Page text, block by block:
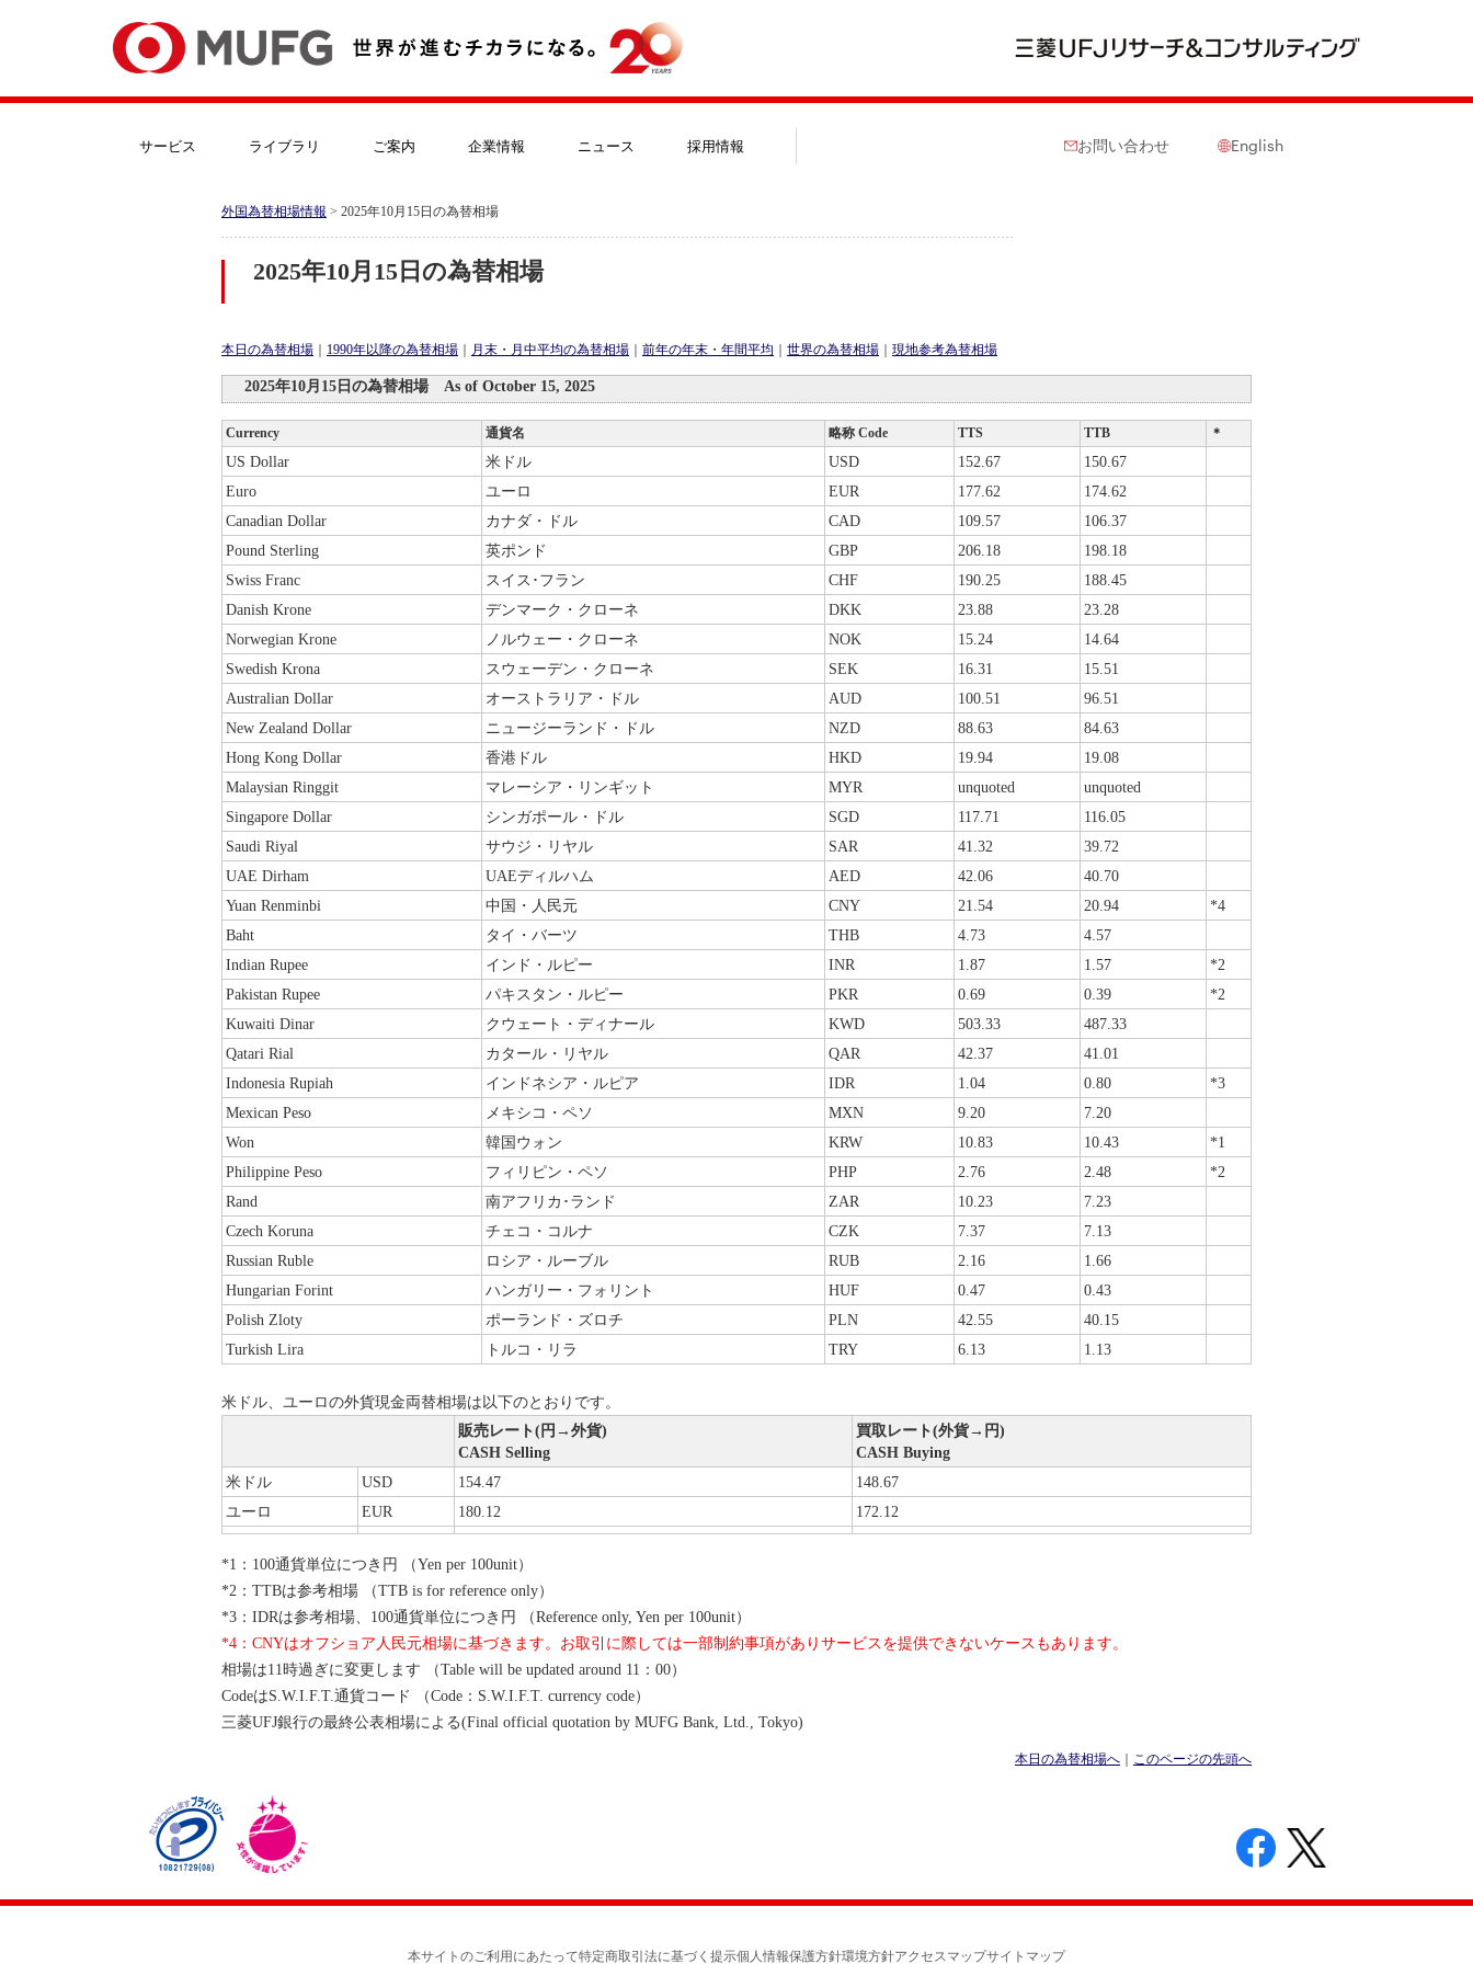
サービス ライブラリ ご案内 企業情報 ニュース 採用情報 お問い合わせ English
外国為替相場情報 > 2025年10月15日の為替相場
2025年10月15日の為替相場
本日の為替相場 1990年以降の為替相場 月末・月中平均の為替相場 前年の年末・年間平均 世界の為替相場 現地参考為替相場
2025年10月15日の為替相場 As of October 15, 2025
Currency 通貨名 略称 Code TTS TTB ＊
US Dollar 米ドル USD 152.67
150.67
Euro
ユーロ EUR 177.62
174.62
Canadian Dollar
カナダ・ドル CAD 109.57
106.37
Pound Sterling
英ポンド GBP 206.18
198.18
Swiss Franc
スイス･フラン CHF 190.25
188.45
Danish Krone
デンマーク・クローネ DKK 23.88
23.28
Norwegian Krone
ノルウェー・クローネ NOK 15.24
14.64
Swedish Krona
スウェーデン・クローネ SEK 16.31
15.51
Australian Dollar
オーストラリア・ドル AUD 100.51
96.51
New Zealand Dollar
ニュージーランド・ドル NZD 88.63
84.63
Hong Kong Dollar
香港ドル HKD 19.94
19.08
Malaysian Ringgit
マレーシア・リンギット MYR unquoted
unquoted
Singapore Dollar
シンガポール・ドル SGD 117.71
116.05
Saudi Riyal
サウジ・リヤル SAR 41.32
39.72
UAE Dirham
UAEディルハム AED 42.06
40.70
Yuan Renminbi
中国・人民元 CNY 21.54 20.94
*4
Baht
タイ・バーツ THB 4.73
4.57
Indian Rupee
インド・ルピー INR 1.87 1.57
*2
Pakistan Rupee
パキスタン・ルピー PKR 0.69 0.39
*2
Kuwaiti Dinar
クウェート・ディナール KWD 503.33
487.33
Qatari Rial
カタール・リヤル QAR 42.37
41.01
Indonesia Rupiah
インドネシア・ルピア IDR 1.04 0.80
*3
Mexican Peso
メキシコ・ペソ MXN 9.20
7.20
Won
韓国ウォン KRW 10.83 10.43
*1
Philippine Peso
フィリピン・ペソ PHP 2.76 2.48
*2
Rand
南アフリカ･ランド ZAR 10.23
7.23
Czech Koruna
チェコ・コルナ CZK 7.37
7.13
Russian Ruble
ロシア・ルーブル RUB 2.16
1.66
Hungarian Forint
ハンガリー・フォリント HUF 0.47
0.43
Polish Zloty
ポーランド・ズロチ PLN 42.55
40.15
Turkish Lira
トルコ・リラ TRY 6.13 1.13
米ドル、ユーロの外貨現金両替相場は以下のとおりです。
販売レート(円→外貨)
CASH Selling
買取レート(外貨→円)
CASH Buying
米ドル
USD 154.47
148.67
ユーロ
EUR 180.12 172.12
*1：100通貨単位につき円 （Yen per 100unit）
*2：TTBは参考相場 （TTB is for reference only）
*3：IDRは参考相場、100通貨単位につき円 （Reference only, Yen per 100unit）
*4：CNYはオフショア人民元相場に基づきます。お取引に際しては一部制約事項がありサービスを提供できないケースもあります。
相場は11時過ぎに変更します （Table will be updated around 11：00）
CodeはS.W.I.F.T.通貨コード （Code：S.W.I.F.T. currency code）
三菱UFJ銀行の最終公表相場による(Final official quotation by MUFG Bank, Ltd., Tokyo)
本日の為替相場へ このページの先頭へ
本サイトのご利用にあたって特定商取引法に基づく提示個人情報保護方針環境方針アクセスマップサイトマップ